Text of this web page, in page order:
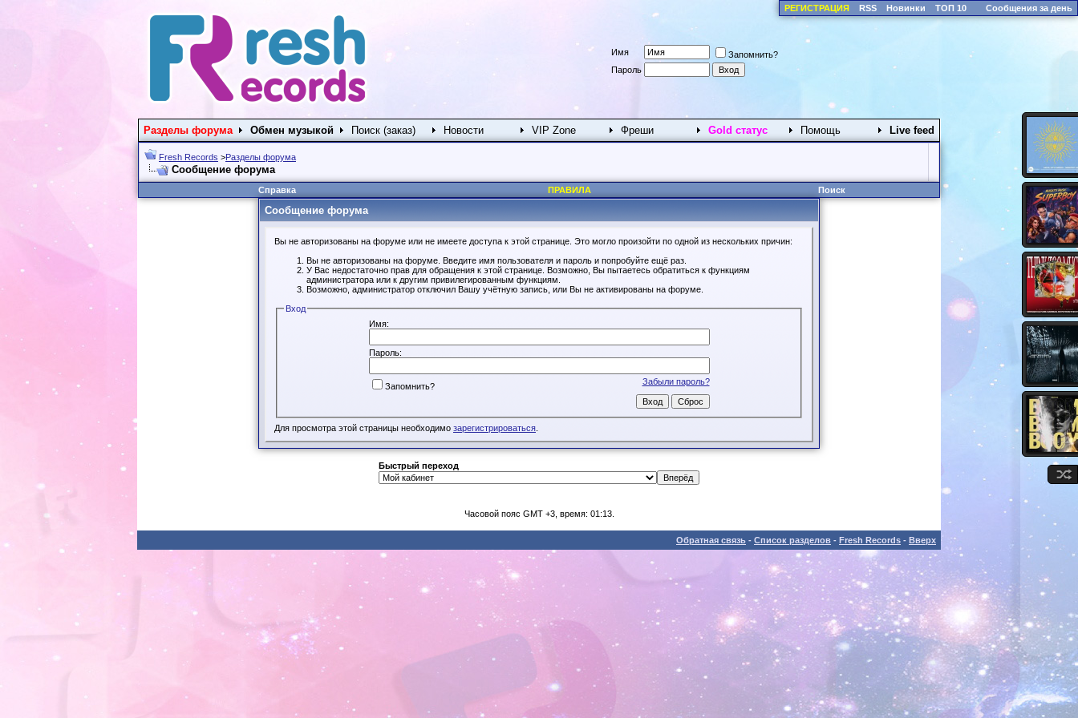
РЕГИСТРАЦИЯ RSS Новинки ТОП 10 Сообщения за день
Имя
Запомнить?
Пароль
Разделы форума Обмен музыкой Поиск (заказ) Новости VIP Zone Фреши Gold статус Помощь Live feed
Fresh Records >Разделы форума
Сообщение форума
Справка ПРАВИЛА Поиск
Сообщение форума
Вы не авторизованы на форуме или не имеете доступа к этой странице. Это могло произойти по одной из нескольких причин:
Вы не авторизованы на форуме. Введите имя пользователя и пароль и попробуйте ещё раз.
У Вас недостаточно прав для обращения к этой странице. Возможно, Вы пытаетесь обратиться к функциям
администратора или к другим привилегированным функциям.
Возможно, администратор отключил Вашу учётную запись, или Вы не активированы на форуме.
Вход
Имя:
Пароль:
Забыли пароль?
Запомнить?
Для просмотра этой страницы необходимо зарегистрироваться
Быстрый переход
Часовой пояс GMT +3, время: 01:13.
Обратная связь - Список разделов - Fresh Records - Вверх